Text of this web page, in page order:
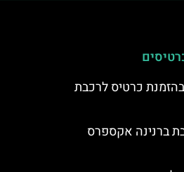
בהזמנת כרטיס לרכבת
ברנינה אקספרס